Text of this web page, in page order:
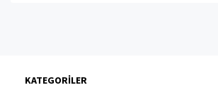
KATEGORİLER